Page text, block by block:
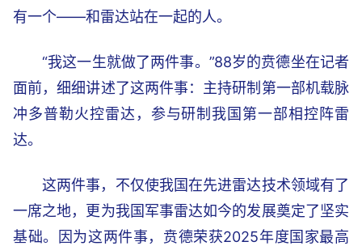
有一个——和雷达站在一起的人。
“我这一生就做了两件事。”88岁的贲德坐在记者
面前，细细讲述了这两件事：主持研制第一部机载脉
冲多普勒火控雷达，参与研制我国第一部相控阵雷
达。
这两件事，不仅使我国在先进雷达技术领域有了
一席之地，更为我国军事雷达如今的发展奠定了坚实
基础。因为这两件事，贲德荣获2025年度国家最高